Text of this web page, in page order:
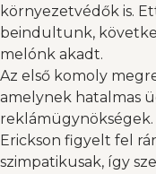
környezetvédők is.
beindultunk,
melónk akadt.
Az első komoly
amelynek hatalmas
Erickson figyelt fel
szimpatikusak, így